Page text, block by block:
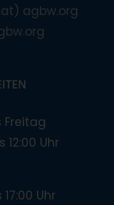
agbw.org
Freitag
12:00 Uhr
Uhr